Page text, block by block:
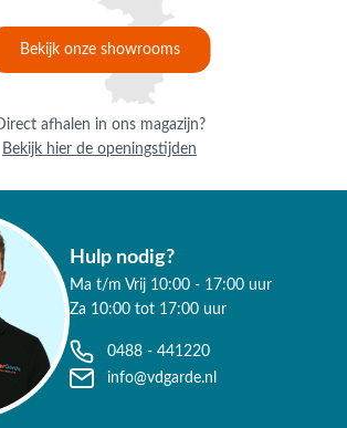
Bekijk onze showrooms
Direct afhalen in ons magazijn?
Bekijk hier de openingstijden
Hulp nodig?
Ma t/m Vrij 10:00 - 17:00 uur
Za 10:00 tot 17:00 uur
0488 - 441220
info@vdgarde.nl